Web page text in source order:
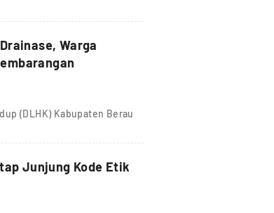
Warga
(DLHK) Kabupaten Berau
Junjung Kode Etik